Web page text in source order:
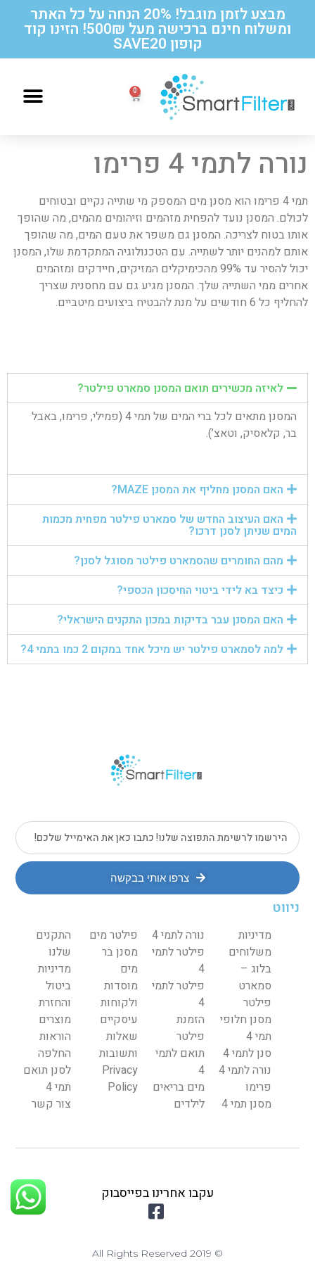
מבצע לזמן מוגבל! 20% הנחה על כל האתר
ומשלוח חינם ברכישה מעל 500₪! הזינו קוד
קופון SAVE20
נורה לתמי 4 פרימו
תמי 4 פרימו הוא מסנן מים המספק מי שתייה נקיים ובטוחים
לכולם. המסנן נועד להפחית מזהמים וזיהומים מהמים, מה שהופך
אותו בטוח לצריכה. המסנן גם משפר את טעם המים, מה שהופך
אותם למהנים יותר לשתייה. עם הטכנולוגיה המתקדמת שלו, המסנן
יכול להסיר עד 99% מהכימיקלים המזיקים, חיידקים ומזהמים
אחרים ממי השתייה שלך. המסנן מגיע גם עם מחסנית שצריך
להחליף כל 6 חודשים על מנת להבטיח ביצועים מיטביים.
לאיזה מכשירים תואם המסנן סמארט פילטר?
המסנן מתאים לכל ברי המים של תמי 4 (פמילי, פרימו, באבל
בר, קלאסיק, וטאצ’).
האם המסנן מחליף את המסנן MAZE?
האם העיצוב החדש של סמארט פילטר מפחית מכמות
המים שניתן לסנן דרכו?
מהם החומרים שהסמארט פילטר מסוגל לסנן?
כיצד בא לידי ביטוי החיסכון הכספי?
האם המסנן עבר בדיקות במכון התקנים הישראלי?
למה לסמארט פילטר יש מיכל אחד במקום 2 כמו בתמי 4?
צרפו אותי בבקשה
ניווט
מדיניות
משלוחים
בלוג –
סמארט
פילטר
מסנן חלופי
תמי 4
סנן לתמי 4
נורה לתמי 4
פרימו
מסנן תמי 4
נורה לתמי 4
פילטר לתמי
4
פילטר לתמי
4
הזמנת
פילטר
תואם לתמי
4
מים בריאים
לילדים
פילטר מים
מסנן בר
מים
מוסדות
ולקוחות
עיסקיים
שאלות
ותשובות
Privacy
Policy
התקנים
שלנו
מדיניות
ביטול
והחזרת
מוצרים
הוראות
החלפה
לסנן תואם
תמי 4
צור קשר
עקבו אחרינו בפייסבוק
© 2019 All Rights Reserved